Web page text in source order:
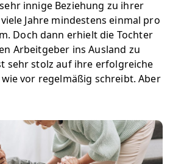
innige Beziehung zu ihrer
Jahre mindestens einmal pro
Doch dann erhielt die Tochter
Arbeitgeber ins Ausland zu
sehr stolz auf ihre erfolgreiche
vor regelmäßig schreibt. Aber